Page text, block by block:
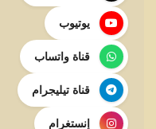
يوتيوب
قناة واتساب
قناة تيليجرام
إنستغرام